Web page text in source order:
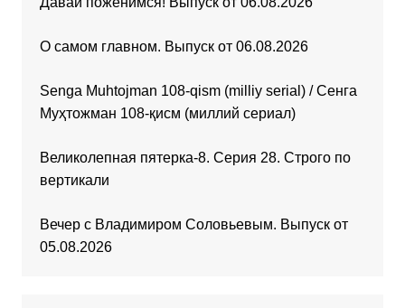
О самом главном. Выпуск от 06.08.2026
Senga Muhtojman 108-qism (milliy serial) / Сенга
Муҳтожман 108-қисм (миллий сериал)
Великолепная пятерка-8. Серия 28. Строго по
вертикали
Вечер с Владимиром Соловьевым. Выпуск от
05.08.2026